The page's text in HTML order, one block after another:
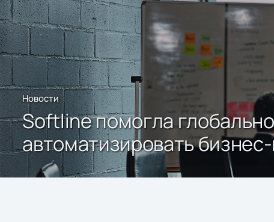
Новости
Softline помогла
автоматизировать